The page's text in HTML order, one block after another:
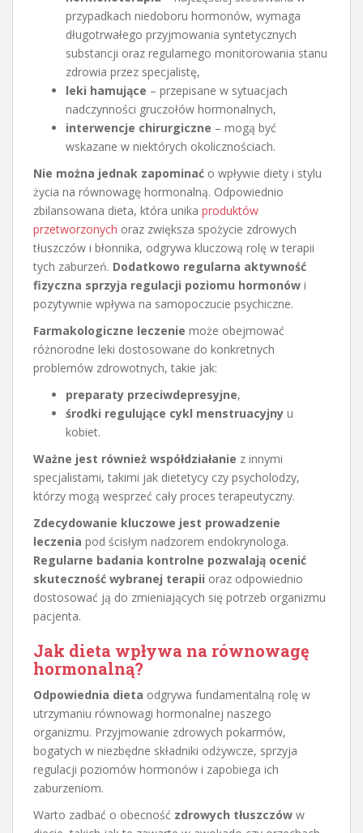
przypadkach niedoboru hormonów, wymaga
długotrwałego przyjmowania syntetycznych
substancji oraz regularnego monitorowania stanu
zdrowia przez specjalistę,
leki hamujące – przepisane w sytuacjach
nadczynności gruczołów hormonalnych,
interwencje chirurgiczne – mogą być
wskazane w niektórych okolicznościach.
Nie można jednak zapominać o wpływie diety i stylu
życia na równowagę hormonalną. Odpowiednio
zbilansowana dieta, która unika produktów
przetworzonych oraz zwiększa spożycie zdrowych
tłuszczów i błonnika, odgrywa kluczową rolę w terapii
tych zaburzeń. Dodatkowo regularna aktywność
fizyczna sprzyja regulacji poziomu hormonów i
pozytywnie wpływa na samopoczucie psychiczne.
Farmakologiczne leczenie może obejmować
różnorodne leki dostosowane do konkretnych
problemów zdrowotnych, takie jak:
preparaty przeciwdepresyjne,
środki regulujące cykl menstruacyjny u
kobiet.
Ważne jest również współdziałanie z innymi
specjalistami, takimi jak dietetycy czy psycholodzy,
którzy mogą wesprzeć cały proces terapeutyczny.
Zdecydowanie kluczowe jest prowadzenie
leczenia pod ścisłym nadzorem endokrynologa.
Regularne badania kontrolne pozwalają ocenić
skuteczność wybranej terapii oraz odpowiednio
dostosować ją do zmieniających się potrzeb organizmu
pacjenta.
Jak dieta wpływa na równowagę
hormonalną?
Odpowiednia dieta odgrywa fundamentalną rolę w
utrzymaniu równowagi hormonalnej naszego
organizmu. Przyjmowanie zdrowych pokarmów,
bogatych w niezbędne składniki odżywcze, sprzyja
regulacji poziomów hormonów i zapobiega ich
zaburzeniom.
Warto zadbać o obecność zdrowych tłuszczów w